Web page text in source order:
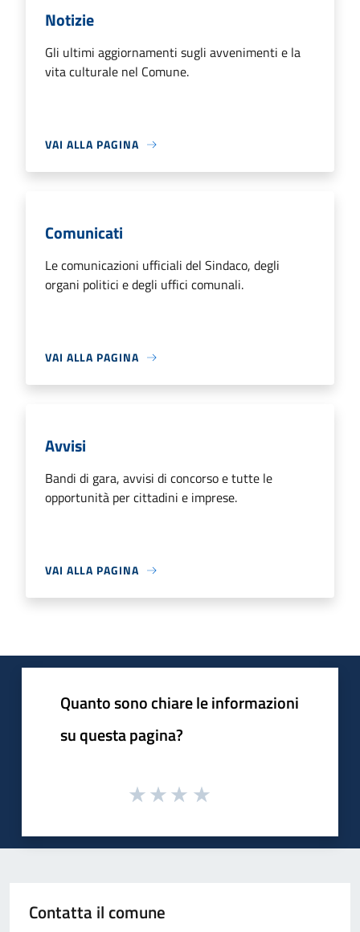
Notizie
Gli ultimi aggiornamenti sugli avvenimenti e la
vita culturale nel Comune.
VAI ALLA PAGINA
Comunicati
Le comunicazioni ufficiali del Sindaco, degli
organi politici e degli uffici comunali.
VAI ALLA PAGINA
Avvisi
Bandi di gara, avvisi di concorso e tutte le
opportunità per cittadini e imprese.
VAI ALLA PAGINA
Quanto sono chiare le informazioni
su questa pagina?
Contatta il comune